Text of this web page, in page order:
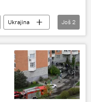
Ukrajina
Još 2